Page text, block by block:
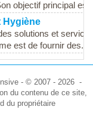
objectif principal est
Hygiène
solutions et
est de fournir des...
- © 2007 - 2026 -
du contenu de ce site,
du propriétaire